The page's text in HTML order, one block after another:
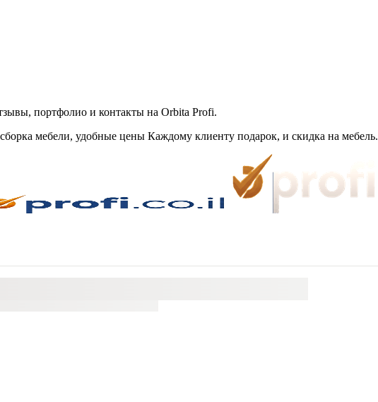
портфолио и контакты на Orbita Profi.
мебели, удобные цены Каждому клиенту подарок, и скидка на мебель.